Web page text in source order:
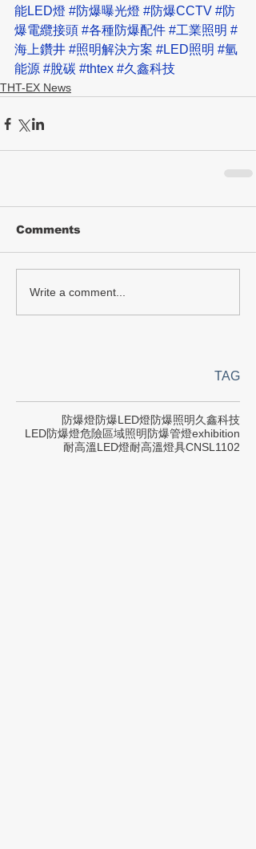
能LED燈 #防爆曝光燈 #防爆CCTV #防
爆電纜接頭 #各種防爆配件 #工業照明 #
海上鑽井 #照明解決方案 #LED照明 #氫
能源 #脫碳 #thtex #久鑫科技
THT-EX News
Comments
Write a comment...
TAG
防爆燈防爆LED燈防爆照明久鑫科技
LED防爆燈危險區域照明防爆管燈exhibition
耐高溫LED燈耐高溫燈具CNSL1102